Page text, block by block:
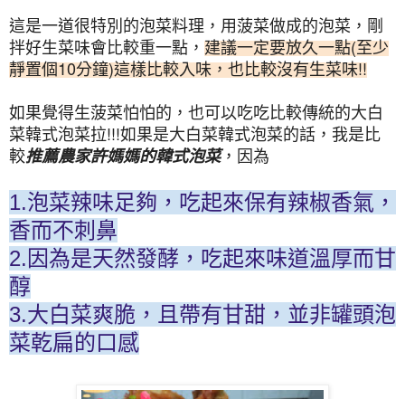
這是一道很特別的泡菜料理 ，用菠菜做成的泡菜 ，剛
拌好生菜味會比較重一點 ， 建議一定要放久一點(至少
靜置個10分鐘)這樣比較入味，也比較沒有生菜味!!
如果覺得生菠菜怕怕的 ，也可以吃吃比較傳統的大白
菜韓式泡菜拉!!!如果是大白菜韓式泡菜的話，我是比
較推薦農家許媽媽的韓式泡菜，因為
1.泡菜辣味足夠，吃起來保有辣椒香氣，
香而不刺鼻
2.因為是天然發酵，吃起來味道溫厚而甘
醇
3.大白菜爽脆，且帶有甘甜，並非罐頭泡
菜乾扁的口感